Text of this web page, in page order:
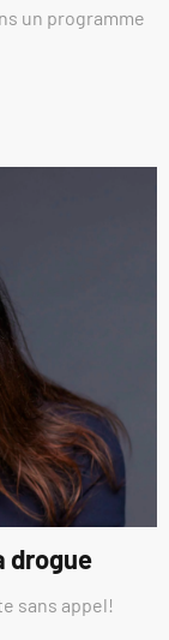
un programme
drogue
sans appel!